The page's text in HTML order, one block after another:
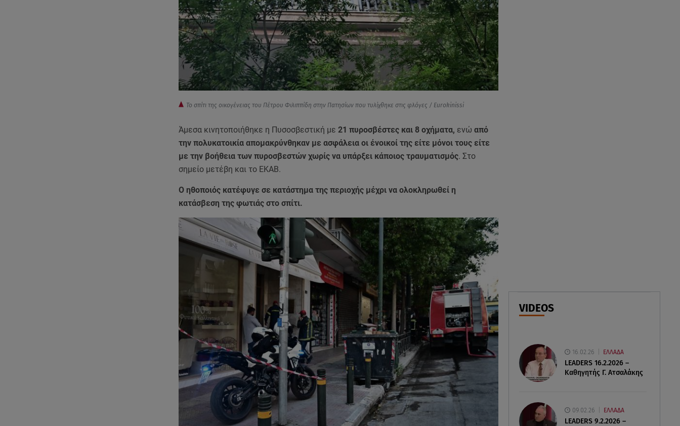
07.08.26 , 14:49
Χιώτη, Χριστίνα Πιτουρά
VIDEOS
16.02.26 ΕΛΛΑΔΑ
LEADERS 16.2.2026 –
Καθηγητής Γ. Ατσαλάκης
09.02.26 ΕΛΛΑΔΑ
LEADERS 9.2.2026 –
Το σπίτι της οικογένειας του Πέτρου Φιλιππίδη στην Πατησίων που τυλίχθηκε στις φλόγες / Eurokinissi
Άμεσα κινητοποιήθηκε η Πυσοσβεστική με 21 πυροσβέστες και 8 οχήματα, ενώ από
την πολυκατοικία απομακρύνθηκαν με ασφάλεια οι ένοικοί της είτε μόνοι τους είτε
με την βοήθεια των πυροσβεστών χωρίς να υπάρξει κάποιος τραυματισμός. Στο
σημείο μετέβη και το ΕΚΑΒ.
Ο ηθοποιός κατέφυγε σε κατάστημα της περιοχής μέχρι να ολοκληρωθεί η
κατάσβεση της φωτιάς στο σπίτι.